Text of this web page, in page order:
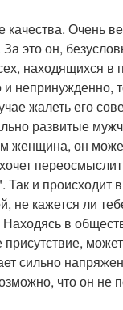
Очень
это он,
находящихся
непринужденно,
жалеть его
развитые
женщина, он
и происходит
не кажется ли
в
сильно
что он не